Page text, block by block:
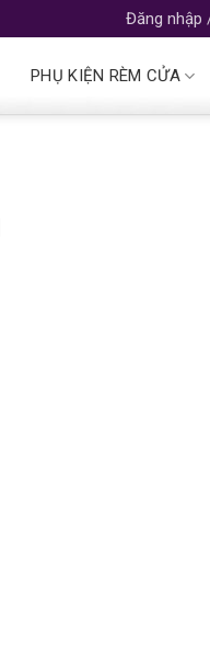
Đăng nhập
PHỤ KIỆN RÈM CỬA